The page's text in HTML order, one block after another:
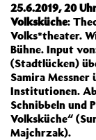
25.6.2019, 20
Volksküche:
Volks*theater.
Bühne. Input
(Stadtlücken)
Samira
Institutionen. Ab
Schnibbeln und
Volksküche“
Majchrzak).